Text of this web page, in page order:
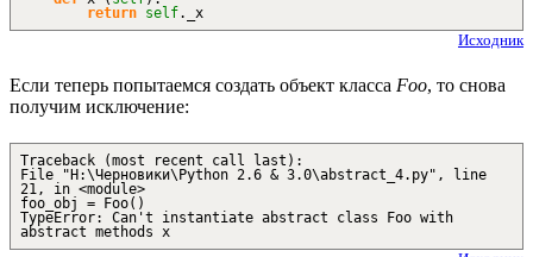
return self._x
Исходник
Если теперь попытаемся создать объект класса Foo, то снова
получим исключение:
Traceback (most recent call last):
File "H:\Черновики\Python 2.6 & 3.0\abstract_4.py", line
21, in <module>
foo_obj = Foo()
TypeError: Can't instantiate abstract class Foo with
abstract methods x